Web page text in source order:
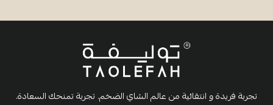
تجربة فريدة و انتقائية من عالم الشاي الضخم. تجربة تمنحك السعادة.